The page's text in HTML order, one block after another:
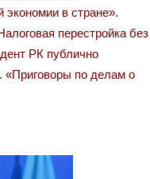
экономии в стране».
перестройка без
РК публично
«Приговоры по делам о